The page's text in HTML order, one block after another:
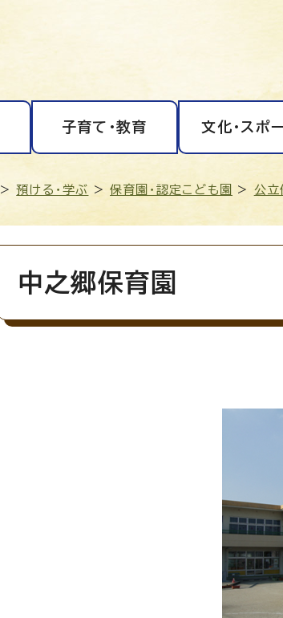
子育て・教育 文化・スポ
>預ける・学ぶ >保育園・認定こども園 > 公立
中之郷保育園